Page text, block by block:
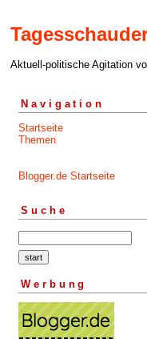
Aktuell-politische Agitation
Navigation
Startseite
Themen
Blogger.de Startseite
Suche
Werbung